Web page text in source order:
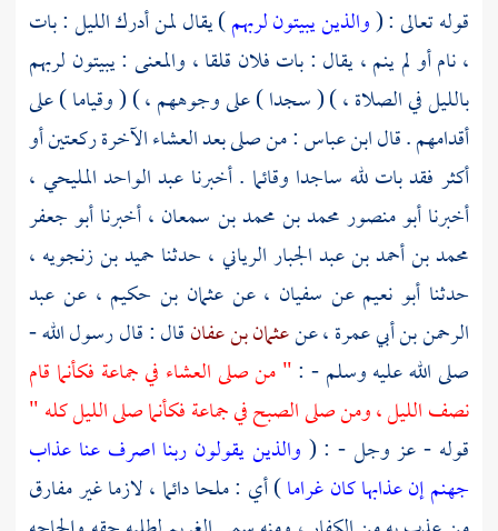
قوله تعالى : (والذين يبيتون لربهم) يقال لمن أدرك الليل : بات
، نام أو لم ينم ، يقال : بات فلان قلقا ، والمعنى : يبيتون لربهم
بالليل في الصلاة ، ) ( سجدا ) على وجوههم ، ) ( وقياما ) على
أقدامهم . قالابن عباس: من صلى بعد العشاء الآخرة ركعتين أو
أكثر فقد بات لله ساجدا وقائما . أخبرنا عبد الواحد المليحي ،
أخبرناأبو منصور محمد بن محمد بن سمعان ، أخبرناأبو جعفر
محمد بن أحمد بن عبد الجبار الرياني ، حدثنا حميد بن زنجويه ،
حدثنا أبو نعيمعن سفيان ، عنعثمان بن حكيم ، عن عبد
الرحمن بن أبي عمرة، عنعثمان بن عفانقال : قال رسول الله -
صلى الله عليه وسلم - :" من صلى العشاء في جماعة فكأنما قام
نصف الليل ، ومن صلى الصبح في جماعة فكأنما صلى الليل كله "
قوله - عز وجل - : ( والذين يقولون ربنا اصرف عنا عذاب
جهنم إن عذابها كان غراما) أي : ملحا دائما ، لازما غير مفارق